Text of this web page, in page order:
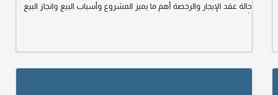
حالة عقد الإيجار والرخصة أهم ما يميز المشروع وأسباب البيع وانجاز البيع